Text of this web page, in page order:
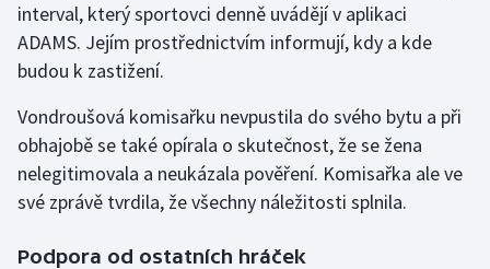
interval, který sportovci denně uvádějí v aplikaci
ADAMS. Jejím prostřednictvím informují, kdy a kde
budou k zastižení.
Vondroušová komisařku nevpustila do svého bytu a při
obhajobě se také opírala o skutečnost, že se žena
nelegitimovala a neukázala pověření. Komisařka ale ve
své zprávě tvrdila, že všechny náležitosti splnila.
Podpora od ostatních hráček